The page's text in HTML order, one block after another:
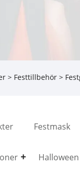
> Festtillbehör>
Festmask